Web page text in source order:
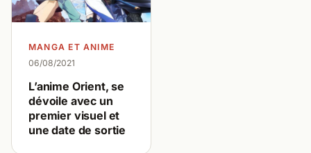
MANGA ET ANIME
06/08/2021
L’anime Orient, se
dévoile avec un
premier visuel et
une date de sortie